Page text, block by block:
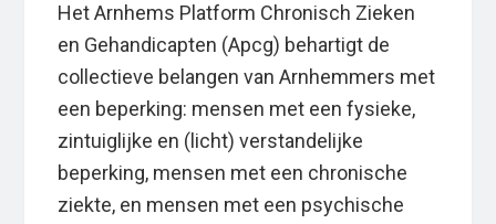
Het Arnhems Platform Chronisch Zieken
en Gehandicapten (Apcg) behartigt de
collectieve belangen van Arnhemmers met
een beperking: mensen met een fysieke,
zintuiglijke en (licht) verstandelijke
beperking, mensen met een chronische
ziekte, en mensen met een psychische